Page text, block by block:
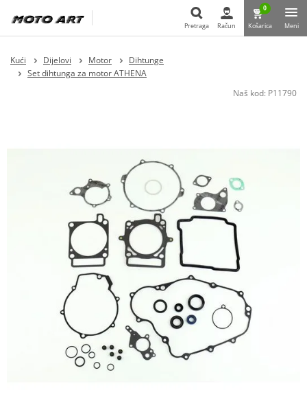
Pretraga Račun
0
Košarica Meni
Kući Dijelovi Motor
Dihtunge
Set dihtunga za motor ATHENA
Naš kod: P11790